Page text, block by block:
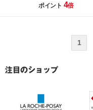
ポイント 4倍
1